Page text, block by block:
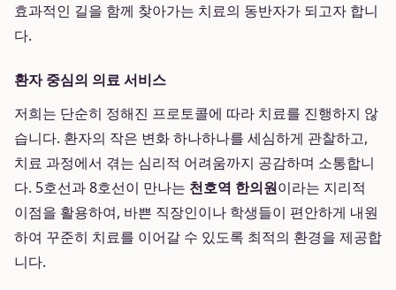
효과적인 길을 함께 찾아가는 치료의 동반자가 되고자 합니
다.
환자 중심의 의료 서비스
저희는 단순히 정해진 프로토콜에 따라 치료를 진행하지 않
습니다. 환자의 작은 변화 하나하나를 세심하게 관찰하고,
치료 과정에서 겪는 심리적 어려움까지 공감하며 소통합니
다. 5호선과 8호선이 만나는 천호역 한의원이라는 지리적
이점을 활용하여, 바쁜 직장인이나 학생들이 편안하게 내원
하여 꾸준히 치료를 이어갈 수 있도록 최적의 환경을 제공합
니다.